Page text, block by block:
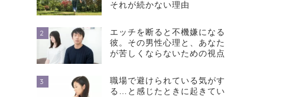
それが続かない理由
2
エッチを断ると不機嫌になる
彼。その男性心理と、あなた
が苦しくならないための視点
3
職場で避けられている気がす
る…と感じたときに起きてい